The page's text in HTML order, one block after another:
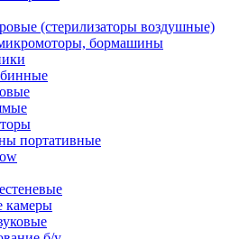
(стерилизаторы воздушные)
бормашины
портативные
камеры